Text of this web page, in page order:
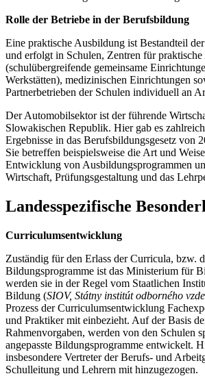
Rolle der Betriebe in der Berufsbildung
Eine praktische Ausbildung ist Bestandteil
und erfolgt in Schulen, Zentren für
(schulübergreifende gemeinsame
Werkstätten), medizinischen Einrichtungen
Partnerbetrieben der Schulen individuell an
Der Automobilsektor ist der führende
Slowakischen Republik. Hier gab es
Ergebnisse in das Berufsbildungsgesetz von
Sie betreffen beispielsweise die Art und
Entwicklung von Ausbildungsprogrammen
Wirtschaft, Prüfungsgestaltung und das
Landesspezifische
Curriculumsentwicklung
Zuständig für den Erlass der Curricula, bzw.
Bildungsprogramme ist das Ministerium für
werden sie in der Regel vom Staatlichen
Bildung (SIOV, Státny institút odborného
Prozess der Curriculumsentwicklung
und Praktiker mit einbezieht. Auf der Basis
Rahmenvorgaben, werden von den Schulen
angepasste Bildungsprogramme entwickelt.
insbesondere Vertreter der Berufs- und
Schulleitung und Lehrern mit hinzugezogen.